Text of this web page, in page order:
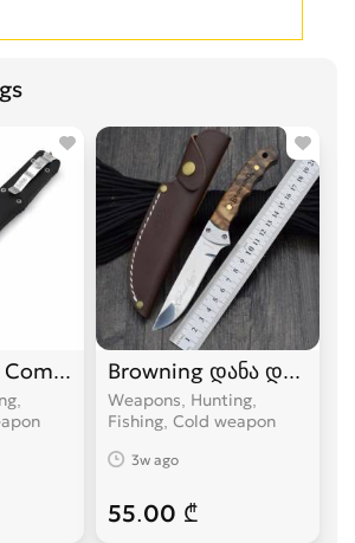
Combat Troodon დანა დანები
Browning დანა დანები
Weapons, Hunting,
Fishing, Cold weapon
3w ago
55.00 ₾